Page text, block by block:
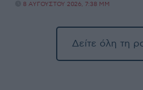
8 ΑΥΓΟΎΣΤΟΥ 2026, 7:38 ΜΜ
Δείτε όλη τη